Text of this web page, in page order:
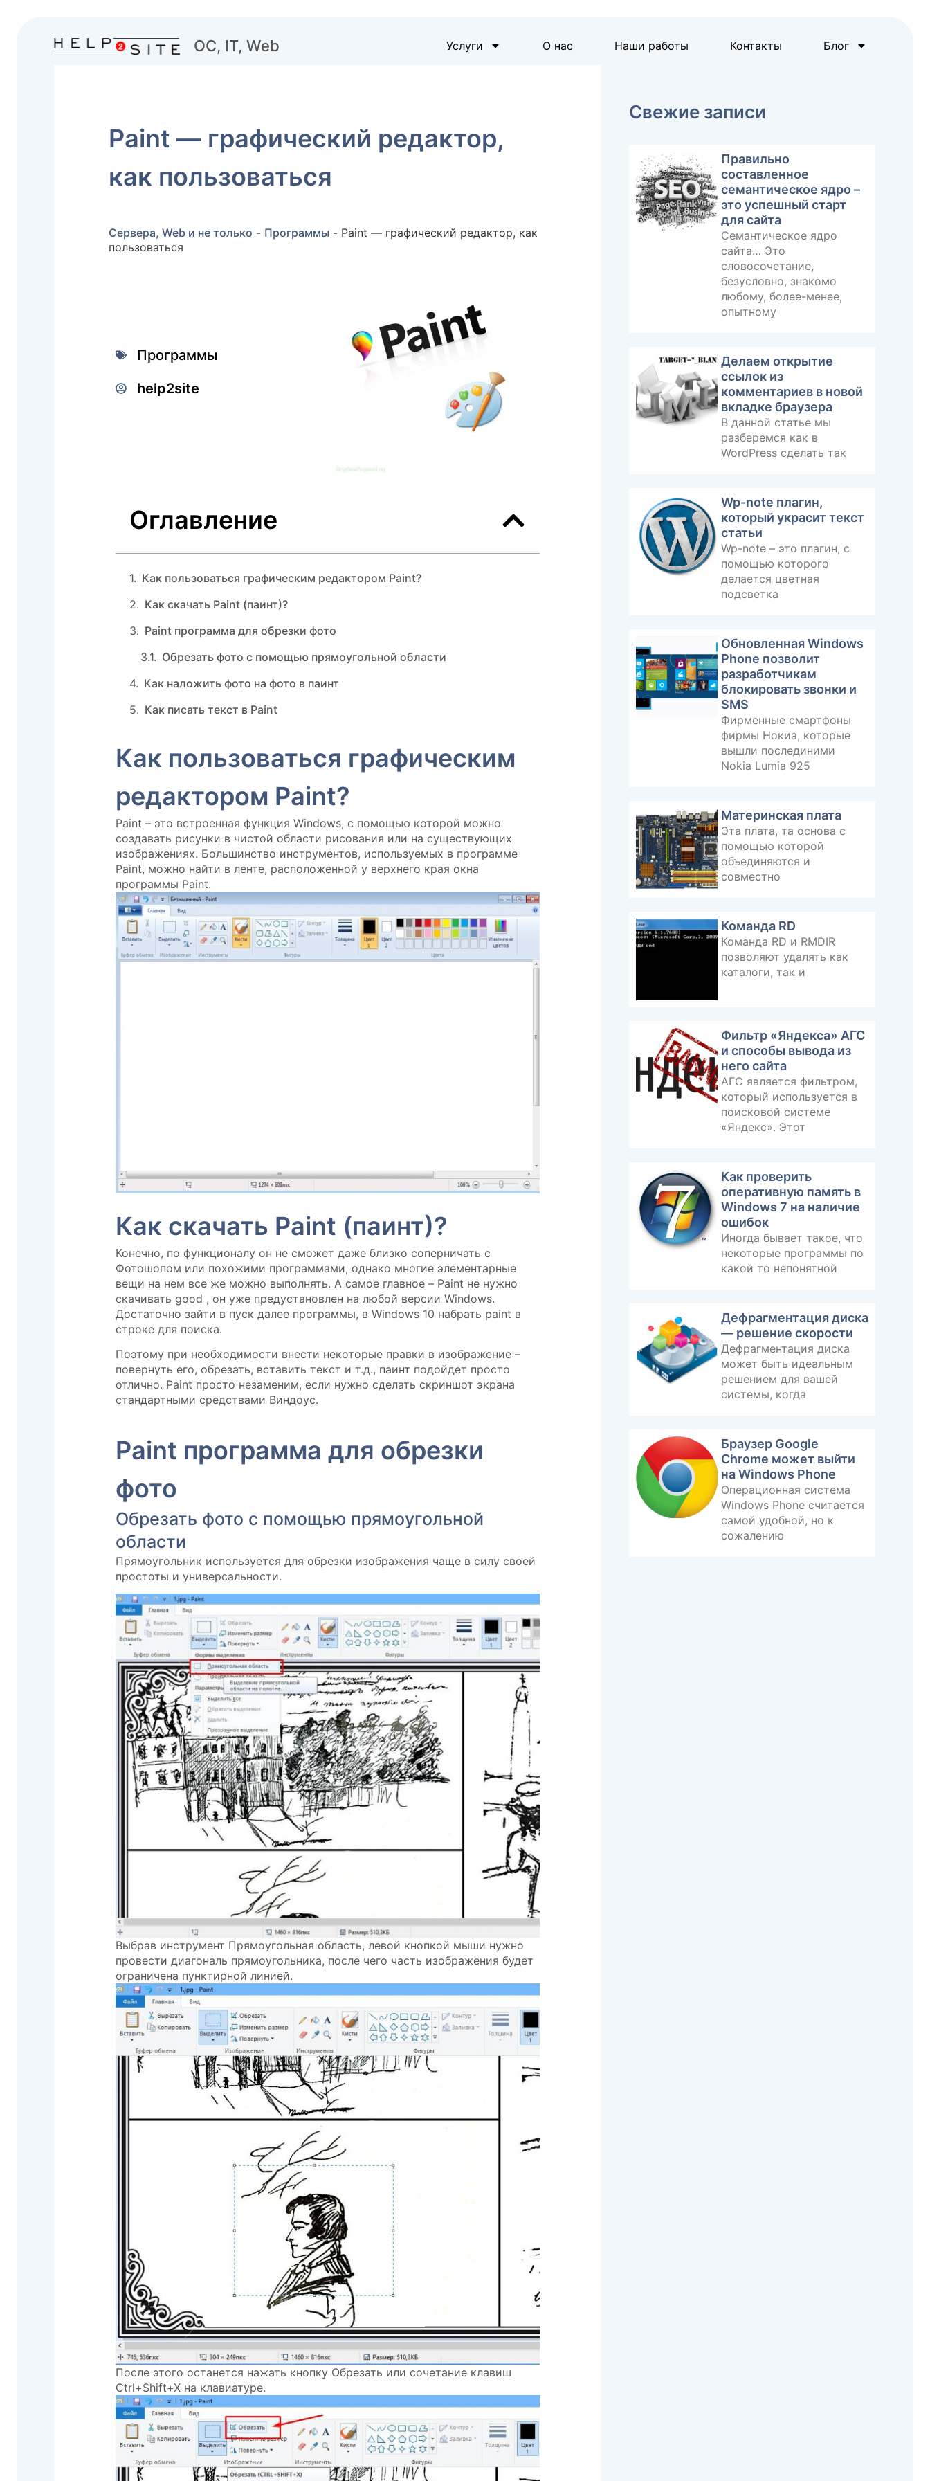
ОС, IT, Web Услуги О нас Наши работы Контакты Блог
Paint — графический редактор,
как пользоваться
Сервера, Web и не только - Программы- Paint — графический редактор, как
пользоваться
Программы
help2site
Оглавление
Как пользоваться графическим редактором Paint?
Как скачать Paint (паинт)?
Paint программа для обрезки фото
Обрезать фото с помощью прямоугольной области
Как наложить фото на фото в паинт
Как писать текст в Paint
Как пользоваться графическим
редактором Paint?
Paint – это встроенная функция Windows, с помощью которой можно
создавать рисунки в чистой области рисования или на существующих
изображениях. Большинство инструментов, используемых в программе
Paint, можно найти в ленте, расположенной у верхнего края окна
программы Paint.
Как скачать Paint (паинт)?
Конечно, по функционалу он не сможет даже близко соперничать с
Фотошопом или похожими программами, однако многие элементарные
вещи на нем все же можно выполнять. А самое главное – Paint не нужно
скачивать good , он уже предустановлен на любой версии Windows.
Достаточно зайти в пуск далее программы, в Windows 10 набрать paint в
строке для поиска.
Поэтому при необходимости внести некоторые правки в изображение –
повернуть его, обрезать, вставить текст и т.д., паинт подойдет просто
отлично. Paint просто незаменим, если нужно сделать скриншот экрана
стандартными средствами Виндоус.
Paint программа для обрезки
фото
Обрезать фото с помощью прямоугольной
области
Прямоугольник используется для обрезки изображения чаще в силу своей
простоты и универсальности.
Выбрав инструмент Прямоугольная область, левой кнопкой мыши нужно
провести диагональ прямоугольника, после чего часть изображения будет
ограничена пунктирной линией.
После этого останется нажать кнопку Обрезать или сочетание клавиш
Ctrl+Shift+X на клавиатуре.
Свежие записи
Правильно
составленное
семантическое ядро –
это успешный старт
для сайта
Семантическое ядро
сайта… Это
словосочетание,
безусловно, знакомо
любому, более-менее,
опытному
Делаем открытие
ссылок из
комментариев в новой
вкладке браузера
В данной статье мы
разберемся как в
WordPress сделать так
Wp-note плагин,
который украсит текст
статьи
Wp-note – это плагин, с
помощью которого
делается цветная
подсветка
Обновленная Windows
Phone позволит
разработчикам
блокировать звонки и
SMS
Фирменные смартфоны
фирмы Нокиа, которые
вышли послединими
Nokia Lumia 925
Материнская плата
Эта плата, та основа с
помощью которой
объединяются и
совместно
Команда RD
Команда RD и RMDIR
позволяют удалять как
каталоги, так и
Фильтр «Яндекса» АГС
и способы вывода из
него сайта
АГС является фильтром,
который используется в
поисковой системе
«Яндекс». Этот
Как проверить
оперативную память в
Windows 7 на наличие
ошибок
Иногда бывает такое, что
некоторые программы по
какой то непонятной
Дефрагментация диска
— решение скорости
Дефрагментация диска
может быть идеальным
решением для вашей
системы, когда
Браузер Google
Chrome может выйти
на Windows Phone
Операционная система
Windows Phone считается
самой удобной, но к
сожалению